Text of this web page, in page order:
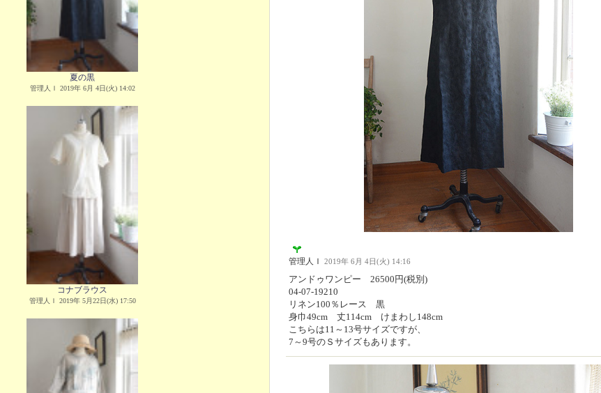
夏の黒
管理人Ｉ 2019年 6月 4日(火) 14:02
コナブラウス
管理人Ｉ 2019年 5月22日(水) 17:50
管理人Ｉ 2019年 6月 4日(火) 14:16
アンドゥワンピー 26500円(税別)
04-07-19210
リネン100％レース 黒
身巾49cm 丈114cm けまわし148cm
こちらは11～13号サイズですが、
7～9号のＳサイズもあります。